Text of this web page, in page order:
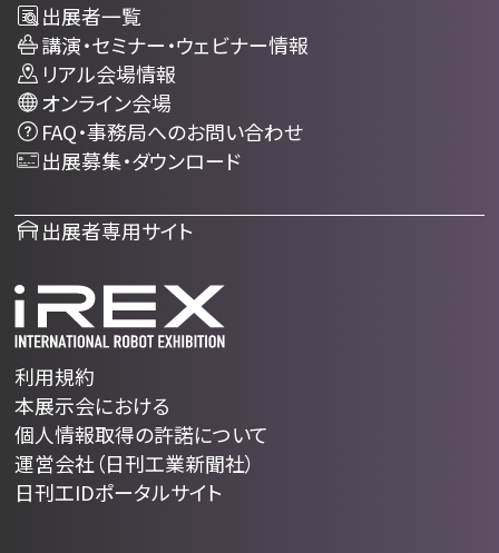
出展者一覧
講演・セミナー・ウェビナー情報
リアル会場情報
オンライン会場
FAQ・事務局へのお問い合わせ
出展募集・ダウンロード
出展者専用サイト
利用規約
本展示会における
個人情報取得の許諾について
運営会社（日刊工業新聞社）
日刊工IDポータルサイト